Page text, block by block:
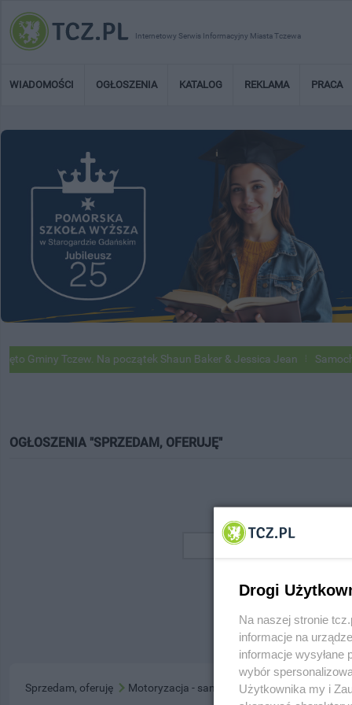
Internetowy Serwis Informacyjny Miasta Tczewa
WIADOMOŚCI OGŁOSZENIA KATALOG REKLAMA PRACA
Gminy Tczew. Na początek Shaun Baker & Jessica Jean
OGŁOSZENIA "SPRZEDAM, OFERUJĘ"
Sprzedam, oferuję Motoryzacja - samochody
Drogi
Na naszej stronie
informacje na
informacje wysyłane
wybór
Użytkownika my i